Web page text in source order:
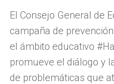
El Consejo General de
campaña de
el ámbito educativo
promueve el diálogo y
de problemáticas que